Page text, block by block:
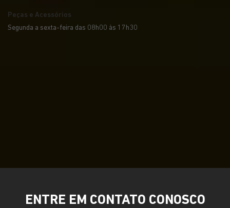
Peças e Acessórios
Segunda a sexta-feira das 08h00 às 17h30
ENTRE EM CONTATO CONOSCO